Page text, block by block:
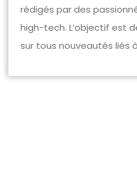
rédigés par des
high-tech. L’objectif est
sur tous nouveautés liés